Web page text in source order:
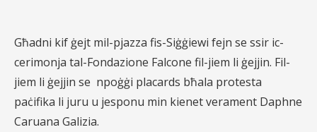
Għadni kif ġejt mil-pjazza fis-Siġġiewi fejn se ssir ic-
cerimonja tal-Fondazione Falcone fil-jiem li ġejjin. Fil-
jiem li ġejjin se npoġġi placards bħala protesta
paċifika li juru u jesponu min kienet verament Daphne
Caruana Galizia.